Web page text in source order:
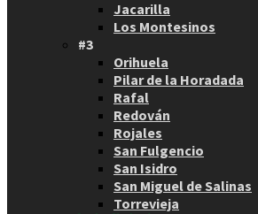
Jacarilla
Los Montesinos
#3
Orihuela
Pilar de la Horadada
Rafal
Redován
Rojales
San Fulgencio
San Isidro
San Miguel de Salinas
Torrevieja